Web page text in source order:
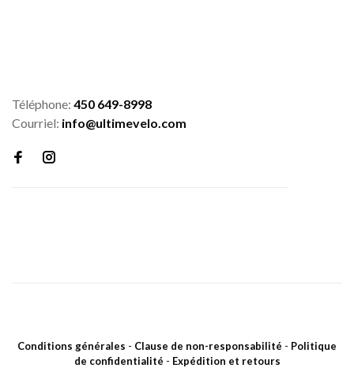
Téléphone: 450 649-8998
Courriel: info@ultimevelo.com
Conditions générales - Clause de non-responsabilité - Politique
de confidentialité - Expédition et retours